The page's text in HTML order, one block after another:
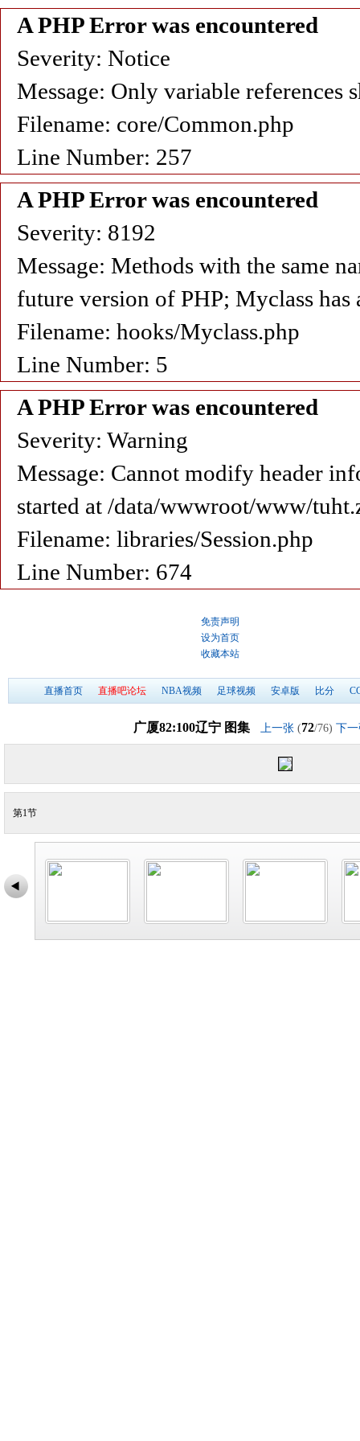
A PHP Error was encountered
Severity: Notice
Message: Only variable references
Filename: core/Common.php
Line Number: 257
A PHP Error was encountered
Severity: 8192
Message: Methods with the same
future version of PHP; Myclass has
Filename: hooks/Myclass.php
Line Number: 5
A PHP Error was encountered
Severity: Warning
Message: Cannot modify header
started at /data/wwwroot/www/
Filename: libraries/Session.php
Line Number: 674
免责声明
设为首页
收藏本站
直播首页 直播吧论坛 NBA视频 足球视频 安卓版 比分
广厦82:100辽宁 图集 上一张 (72/76) 下
第1节